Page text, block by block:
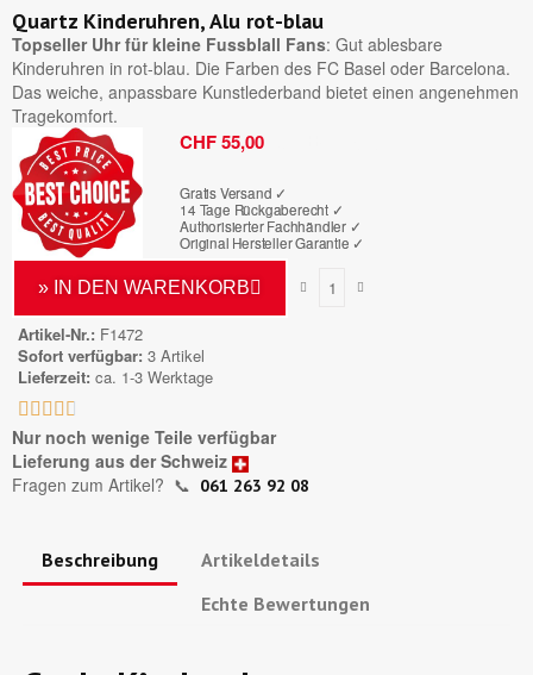
Quartz Kinderuhren, Alu rot-blau
Topseller Uhr für kleine Fussblall Fans: Gut ablesbare
Kinderuhren in rot-blau. Die Farben des FC Basel oder Barcelona.
Das weiche, anpassbare Kunstlederband bietet einen angenehmen
Tragekomfort.
CHF 55,00
Gratis Versand ✓
14 Tage Rückgaberecht ✓
Authorisierter Fachhändler ✓
Original Hersteller Garantie ✓
» IN DEN WARENKORB
Artikel-Nr. F1472
Sofort verfügbar 3 Artikel
Lieferzeit ca. 1-3 Werktage
    
Nur noch wenige Teile verfügbar
Lieferung aus der Schweiz
Fragen zum Artikel? 📞 061 263 92 08
Beschreibung
Artikeldetails
Echte Bewertungen